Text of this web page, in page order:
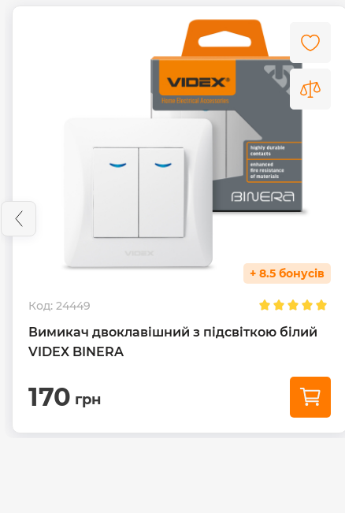
+ 8.5 бонусів
Код: 24449
Вимикач двоклавішний з підсвіткою білий
VIDEX BINERA
170 грн